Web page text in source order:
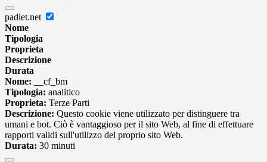
padlet.net
Nome
Tipologia
Proprieta
Descrizione
Durata
Nome: __cf_bm
Tipologia: analitico
Proprieta: Terze Parti
Descrizione: Questo cookie viene utilizzato per distinguere tra
umani e bot. Ciò è vantaggioso per il sito Web, al fine di effettuare
rapporti validi sull'utilizzo del proprio sito Web.
Durata: 30 minuti